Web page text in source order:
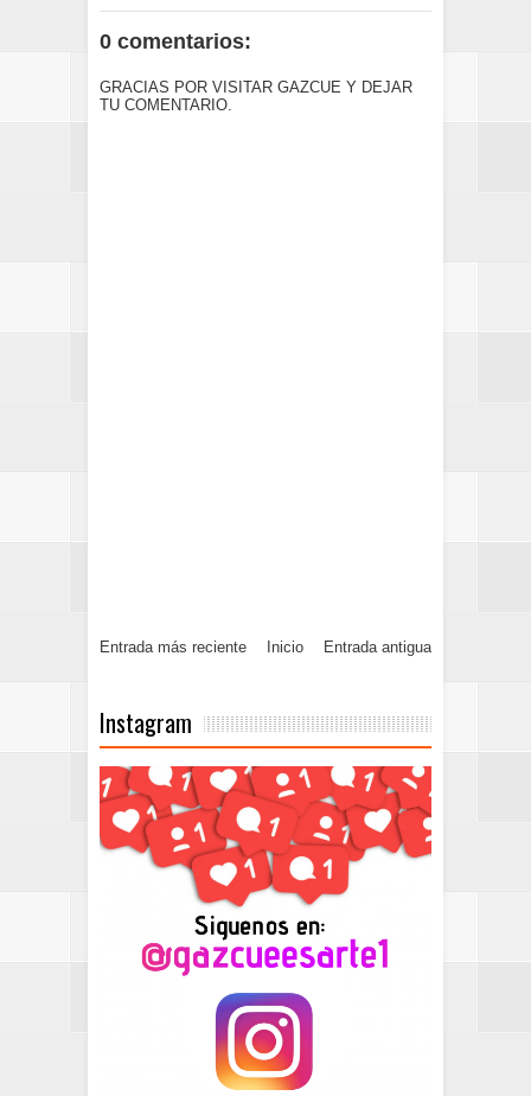
0 comentarios:
GRACIAS POR VISITAR GAZCUE Y DEJAR
TU COMENTARIO.
Entrada más reciente Entrada antigua
Inicio
Instagram